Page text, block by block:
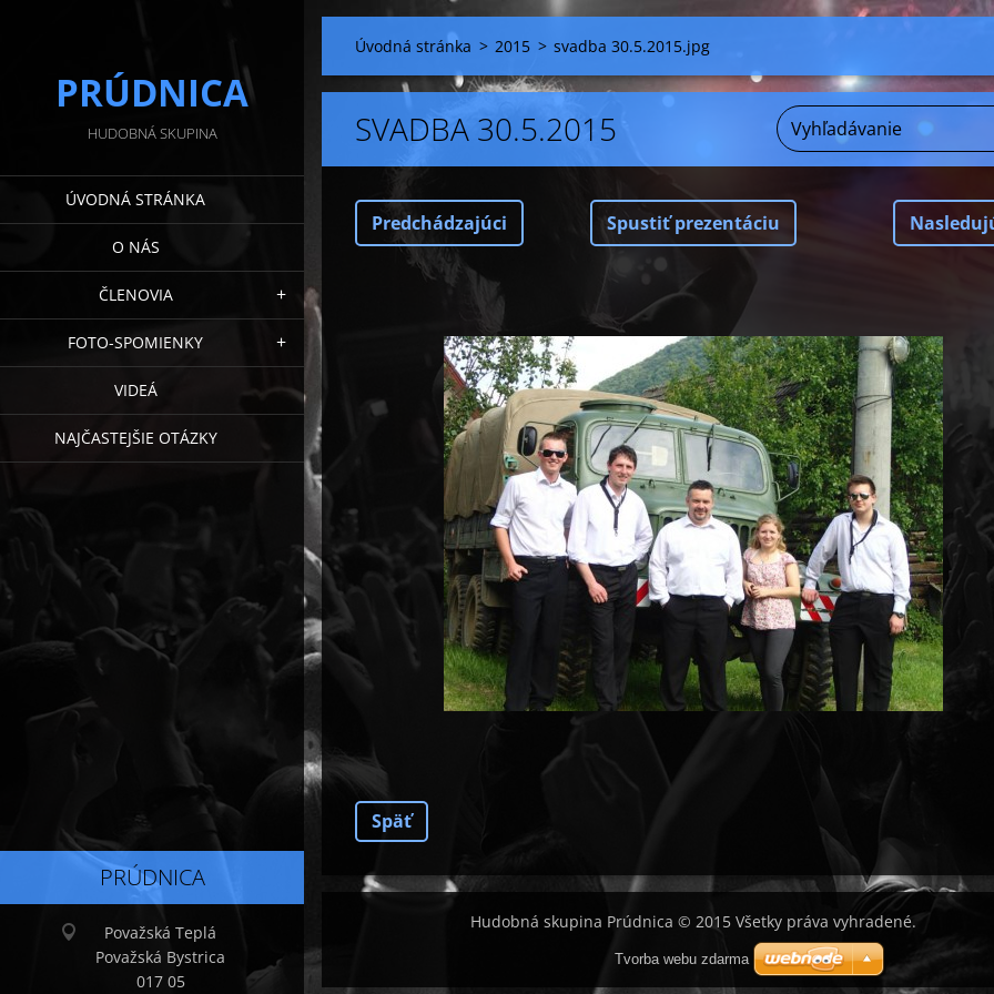
PRÚDNICA
HUDOBNÁ SKUPINA
ÚVODNÁ STRÁNKA
O NÁS
ČLENOVIA
FOTO-SPOMIENKY
VIDEÁ
NAJČASTEJŠIE OTÁZKY
PRÚDNICA
Považská Teplá
Považská Bystrica
017 05
Úvodná stránka > 2015 > svadba 30.5.2015.jpg
SVADBA 30.5.2015
Predchádzajúci Spustiť prezentáciu
Späť
Hudobná skupina Prúdnica © 2015 Všetky práva vyhradené.
Tvorba webu zdarma